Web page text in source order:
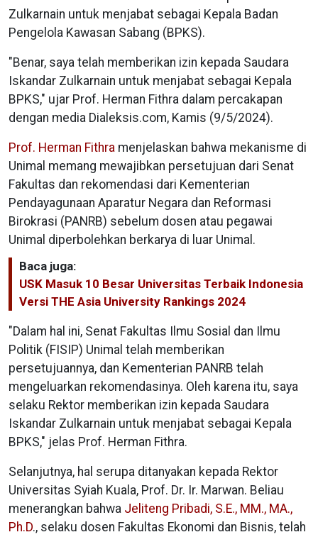
Zulkarnain untuk menjabat sebagai Kepala Badan
Pengelola Kawasan Sabang (BPKS).
"Benar, saya telah memberikan izin kepada Saudara
Iskandar Zulkarnain untuk menjabat sebagai Kepala
BPKS," ujar Prof. Herman Fithra dalam percakapan
dengan media Dialeksis.com, Kamis (9/5/2024).
Prof. Herman Fithra menjelaskan bahwa mekanisme di
Unimal memang mewajibkan persetujuan dari Senat
Fakultas dan rekomendasi dari Kementerian
Pendayagunaan Aparatur Negara dan Reformasi
Birokrasi (PANRB) sebelum dosen atau pegawai
Unimal diperbolehkan berkarya di luar Unimal.
Baca juga:
USK Masuk 10 Besar Universitas Terbaik Indonesia
Versi THE Asia University Rankings 2024
"Dalam hal ini, Senat Fakultas Ilmu Sosial dan Ilmu
Politik (FISIP) Unimal telah memberikan
persetujuannya, dan Kementerian PANRB telah
mengeluarkan rekomendasinya. Oleh karena itu, saya
selaku Rektor memberikan izin kepada Saudara
Iskandar Zulkarnain untuk menjabat sebagai Kepala
BPKS," jelas Prof. Herman Fithra.
Selanjutnya, hal serupa ditanyakan kepada Rektor
Universitas Syiah Kuala, Prof. Dr. Ir. Marwan. Beliau
menerangkan bahwa Jeliteng Pribadi, S.E., MM., MA.,
Ph.D., selaku dosen Fakultas Ekonomi dan Bisnis, telah